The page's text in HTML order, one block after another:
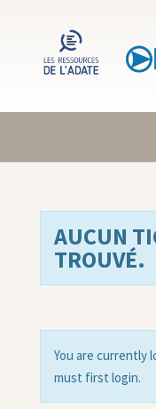
AUCUN
TROUVÉ.
You are currently
must first login.